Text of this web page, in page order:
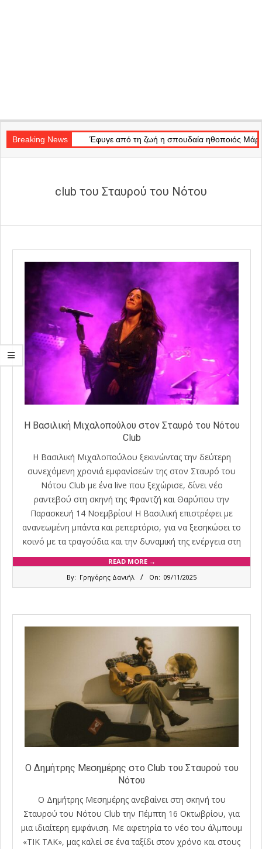
Navigation
Menu
Breaking News
Light» Έφυγε από τη ζωή η σπουδαία ηθοποιός Μάρω Κοντού
club του Σταυρού του Νότου
Η Βασιλική Μιχαλοπούλου στον Σταυρό του Νότου
Club
Η Βασιλική Μιχαλοπούλου ξεκινώντας την δεύτερη
συνεχόμενη χρονιά εμφανίσεών της στον Σταυρό του
Νότου Club με ένα live που ξεχώρισε, δίνει νέο
ραντεβού στη σκηνή της Φραντζή και Θαρύπου την
Παρασκευή 14 Νοεμβρίου! Η Βασιλική επιστρέφει με
ανανεωμένη μπάντα και ρεπερτόριο, για να ξεσηκώσει το
κοινό με τα τραγούδια και την δυναμική της ενέργεια στη
READ MORE →
By: Γρηγόρης Δανιήλ On: 09/11/2025
Ο Δημήτρης Μεσημέρης στο Club του Σταυρού του
Νότου
Ο Δημήτρης Μεσημέρης ανεβαίνει στη σκηνή του
Σταυρού του Νότου Club την Πέμπτη 16 Οκτωβρίου, για
μια ιδιαίτερη εμφάνιση. Με αφετηρία το νέο του άλμπουμ
«ΤΙΚ ΤΑΚ», μας καλεί σε ένα ταξίδι στον χρόνο και στους